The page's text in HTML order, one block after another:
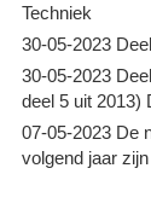
Techniek
30-05-2023
30-05-2023
deel 5 uit 2013)
07-05-2023 De
volgend jaar